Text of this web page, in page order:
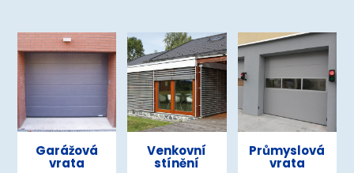
Garážová
vrata
Venkovní
stínění
Průmyslová
vrata